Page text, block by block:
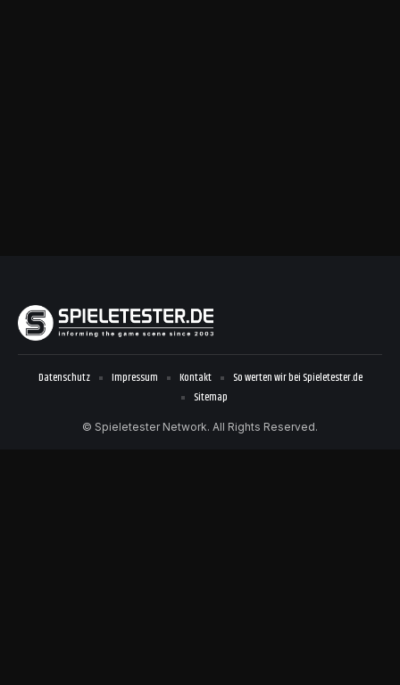
© Spieletester Network. All Rights Reserved.
Datenschutz Impressum Kontakt
So werten wir bei Spieletester.de
Sitemap